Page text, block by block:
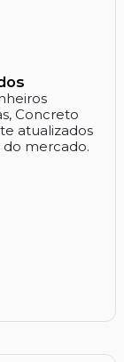
Concreto
atualizados
do mercado.